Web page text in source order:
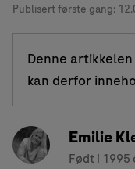
Publisert første gang:
Denne
kan derfor
Emilie
Født i 1995